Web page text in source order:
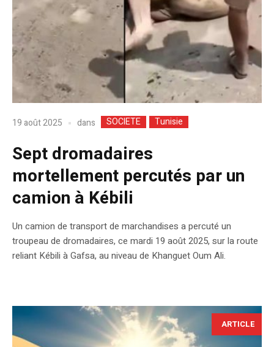
19 août 2025 dans SOCIETE Tunisie
Sept dromadaires
mortellement percutés par un
camion à Kébili
Un camion de transport de marchandises a percuté un
troupeau de dromadaires, ce mardi 19 août 2025, sur la route
reliant Kébili à Gafsa, au niveau de Khanguet Oum Ali.
ARTICLE